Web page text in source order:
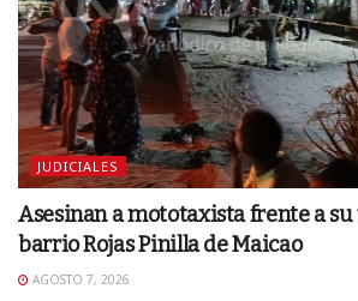
JUDICIALES
Asesinan a mototaxista frente a
barrio Rojas Pinilla de Maicao
AGOSTO 7, 2026